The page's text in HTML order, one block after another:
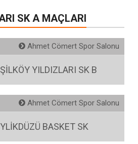
SK A MAÇLARI
Ahmet Cömert Spor Salonu
YILDIZLARI SK B
Ahmet Cömert Spor Salonu
BASKET SK